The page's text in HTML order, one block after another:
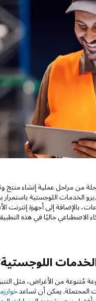
من مراحل عملية إنشاء منتج
الخدمات اللوجستية
بالإضافة إلى أجهزة إنترنت
حاليًا في هذه
مُتنوعة من الأغراض، مثل
المحتملة. يمكن أن تساعد